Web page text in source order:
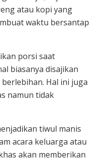
atau kopi yang
waktu bersantap
porsi saat
biasanya disajikan
Hal ini juga
namun tidak
tiwul manis
acara keluarga atau
akan memberikan